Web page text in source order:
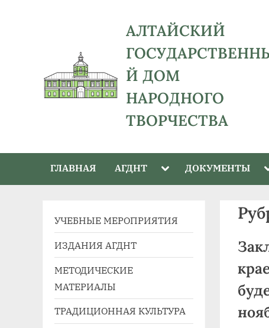
АЛТАЙСКИЙ
Й ДОМ
НАРОДНОГО
ТВОРЧЕСТВА
656043,
Алтайский
край,
Барнаул,
Ползунова,
41,
agdnt@yandex.ru
ГЛАВНАЯ АГДНТ Toggle
menu
ДОКУМЕНТЫ
УЧЕБНЫЕ МЕРОПРИЯТИЯ
ИЗДАНИЯ АГДНТ
МЕТОДИЧЕСКИЕ
МАТЕРИАЛЫ
ТРАДИЦИОННАЯ КУЛЬТУРА